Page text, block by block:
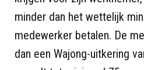
minder dan het wettelijk
medewerker betalen. De
dan een Wajong-uitkering